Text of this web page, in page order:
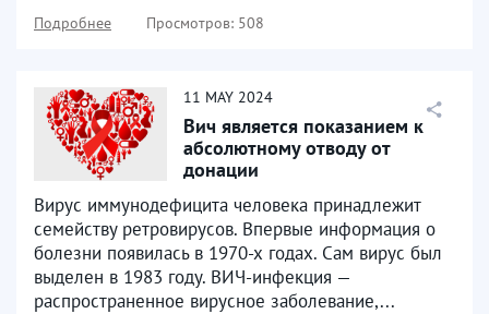
Подробнее Просмотров: 508
11 MAY 2024
Вич является показанием к
абсолютному отводу от
донации
Вирус иммунодефицита человека принадлежит
семейству ретровирусов. Впервые информация о
болезни появилась в 1970-х годах. Сам вирус был
выделен в 1983 году. ВИЧ-инфекция —
распространенное вирусное заболевание,...